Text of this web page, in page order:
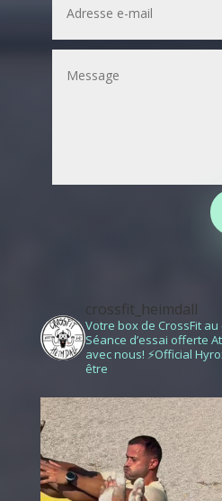
crossfit_heimdall
Votre box de CrossFit
Séance d’essai offerte
avec nous! ⚡️Official
être